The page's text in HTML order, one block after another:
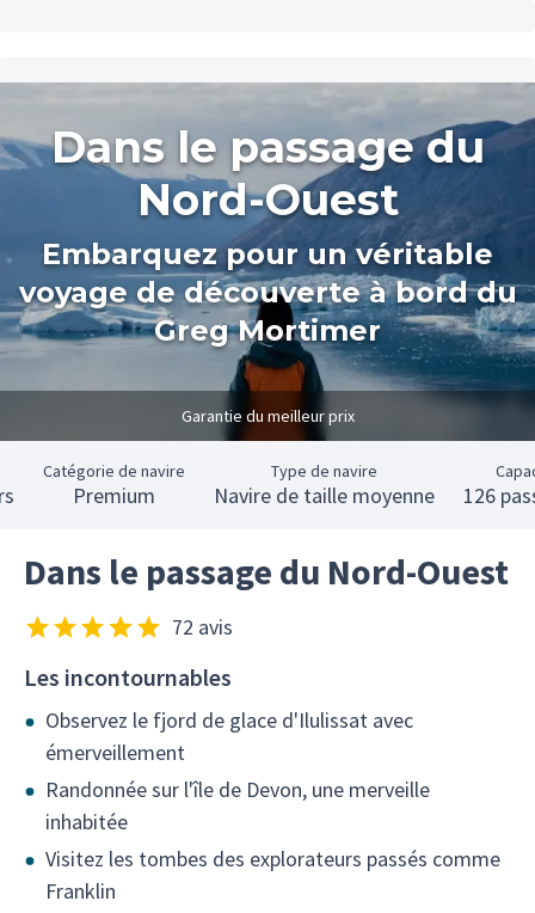
Dans le passage du
Nord-Ouest
Embarquez pour un véritable
voyage de découverte à bord du
Greg Mortimer
Garantie du meilleur prix
Catégorie de navire
Premium
Type de navire
Navire de taille moyenne 126
Dans le passage du Nord-Ouest
72 avis
Les incontournables
Observez le fjord de glace d'Ilulissat avec
émerveillement
Randonnée sur l'île de Devon, une merveille
inhabitée
Visitez les tombes des explorateurs passés comme
Franklin